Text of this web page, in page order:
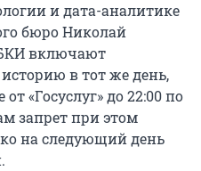
и дата-аналитике
бюро Николай
включают
в тот же день,
«Госуслуг» до 22:00 по
запрет при этом
на следующий день